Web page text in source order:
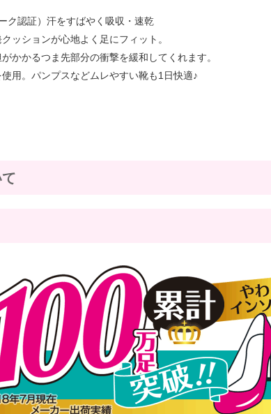
ク認証）汗をすばやく吸収・速乾
ッションが心地よく足にフィット。
かかるつま先部分の衝撃を緩和してくれます。
用。パンプスなどムレやすい靴も1日快適♪